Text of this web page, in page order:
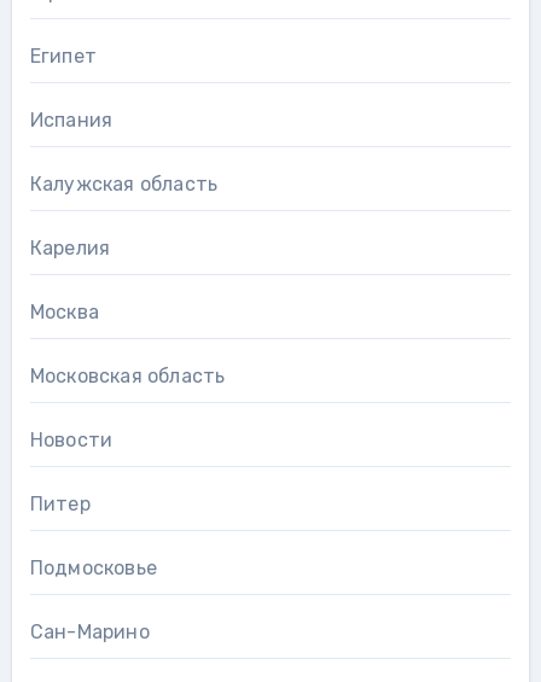
Египет
Испания
Калужская область
Карелия
Москва
Московская область
Новости
Питер
Подмосковье
Сан-Марино